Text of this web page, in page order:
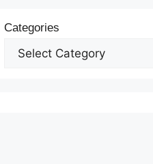
Categories